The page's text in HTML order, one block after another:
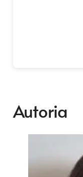
Autoria